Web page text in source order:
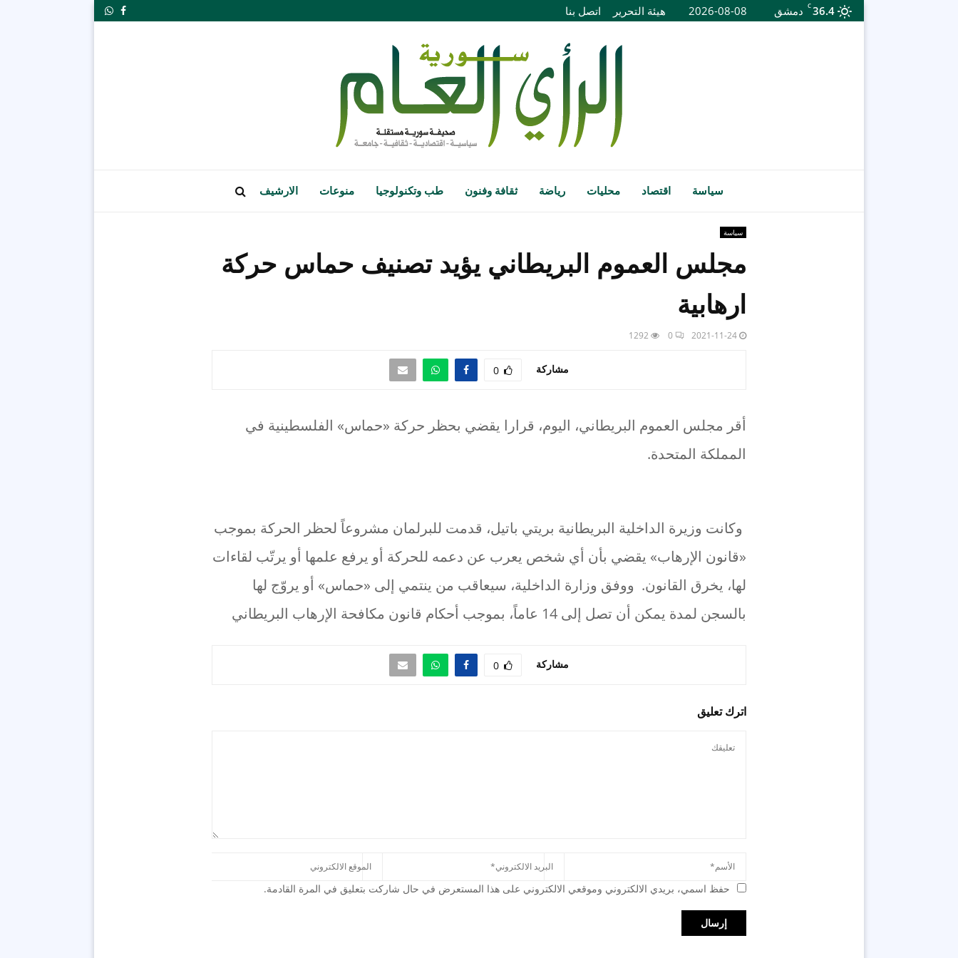
36.4
C دمشق 2026-08-08 هيئة التحرير اتصل بنا Facebook
Whatsapp
سياسة اقتصاد محليات رياضة ثقافة وفنون طب وتكنولوجيا منوعات الارشيف
سياسة
مجلس العموم البريطاني يؤيد تصنيف حماس حركة
ارهابية
2021-11-24
0
1292
مشاركة 0
أقر مجلس العموم البريطاني، اليوم، قرارا يقضي بحظر حركة «حماس» الفلسطينية في
المملكة المتحدة.
وكانت وزيرة الداخلية البريطانية بريتي باتيل، قدمت للبرلمان مشروعاً لحظر الحركة بموجب
«قانون الإرهاب» يقضي بأن أي شخص يعرب عن دعمه للحركة أو يرفع علمها أو يرتّب لقاءات
لها، يخرق القانون. ووفق وزارة الداخلية، سيعاقب من ينتمي إلى «حماس» أو يروّج لها
بالسجن لمدة يمكن أن تصل إلى 14 عاماً، بموجب أحكام قانون مكافحة الإرهاب البريطاني
مشاركة 0
اترك تعليق
حفظ اسمي، بريدي الالكتروني وموقعي الالكتروني على هذا المستعرض في حال شاركت بتعليق في المرة القادمة.